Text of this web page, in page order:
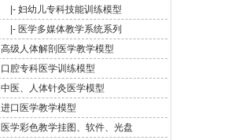
|- 妇幼儿专科技能训练模型
|- 医学多媒体教学系统系列
高级人体解剖医学教学模型
口腔专科医学训练模型
中医、人体针灸医学模型
进口医学教学模型
医学彩色教学挂图、软件、光盘